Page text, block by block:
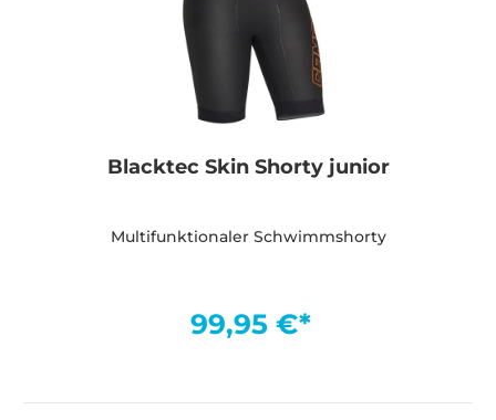
Blacktec Skin Shorty junior
Multifunktionaler Schwimmshorty
99,95 €*